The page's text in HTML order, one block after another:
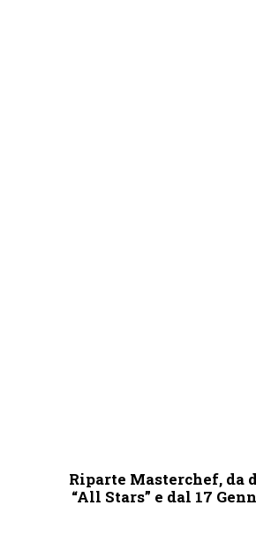
Riparte Masterchef, da
“All Stars” e dal 17